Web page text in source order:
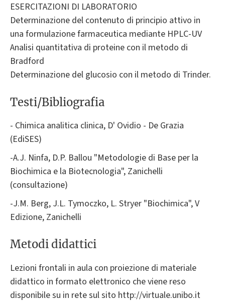
ESERCITAZIONI DI LABORATORIO
Determinazione del contenuto di principio attivo in
una formulazione farmaceutica mediante HPLC-UV
Analisi quantitativa di proteine con il metodo di
Bradford
Determinazione del glucosio con il metodo di Trinder.
Testi/Bibliografia
- Chimica analitica clinica, D' Ovidio - De Grazia
(EdiSES)
-A.J. Ninfa, D.P. Ballou "Metodologie di Base per la
Biochimica e la Biotecnologia", Zanichelli
(consultazione)
-J.M. Berg, J.L. Tymoczko, L. Stryer "Biochimica", V
Edizione, Zanichelli
Metodi didattici
Lezioni frontali in aula con proiezione di materiale
didattico in formato elettronico che viene reso
disponibile su in rete sul sito http://virtuale.unibo.it